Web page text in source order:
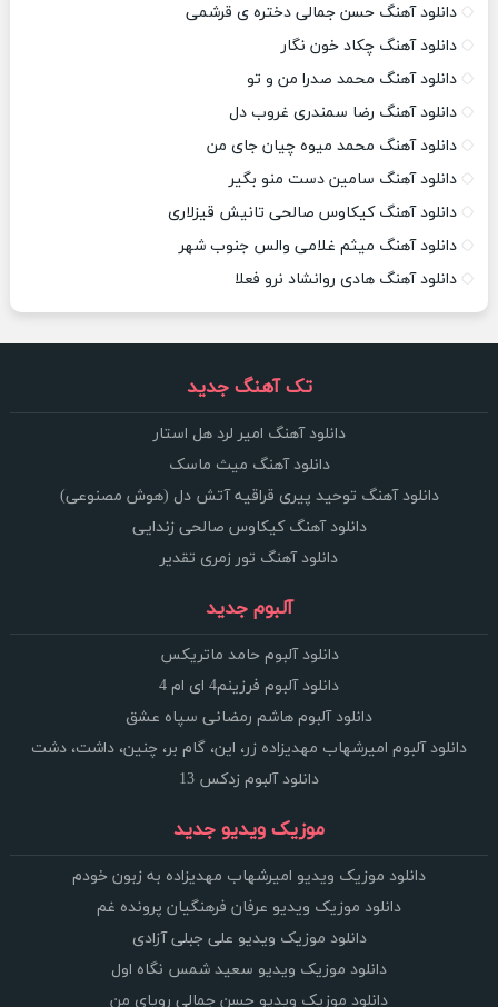
دانلود آهنگ حسن جمالی دختره ی قرشمی
دانلود آهنگ چکاد خون نگار
دانلود آهنگ محمد صدرا من و تو
دانلود آهنگ رضا سمندری غروب دل
دانلود آهنگ محمد میوه چیان جای من
دانلود آهنگ سامین دست منو بگیر
دانلود آهنگ کیکاوس صالحی تانیش قیزلاری
دانلود آهنگ میثم غلامی والس جنوب شهر
دانلود آهنگ هادی روانشاد نرو فعلا
تک آهنگ جدید
دانلود آهنگ امیر لرد هل استار
دانلود آهنگ میث ماسک
دانلود آهنگ توحید پیری قراقیه آتش دل (هوش مصنوعی)
دانلود آهنگ کیکاوس صالحی زندایی
دانلود آهنگ تور زمری تقدیر
آلبوم جدید
دانلود آلبوم حامد ماتریکس
دانلود آلبوم فرزینم4 ای ام 4
دانلود آلبوم هاشم رمضانی سپاه عشق
دانلود آلبوم امیرشهاب مهدیزاده زر، این، گام بر، چنین، داشت، دشت
دانلود آلبوم زدکس 13
موزیک ویدیو جدید
دانلود موزیک ویدیو امیرشهاب مهدیزاده به زبون خودم
دانلود موزیک ویدیو عرفان فرهنگیان پرونده غم
دانلود موزیک ویدیو علی جبلی آزادی
دانلود موزیک ویدیو سعید شمس نگاه اول
دانلود موزیک ویدیو حسن جمالی رویای من